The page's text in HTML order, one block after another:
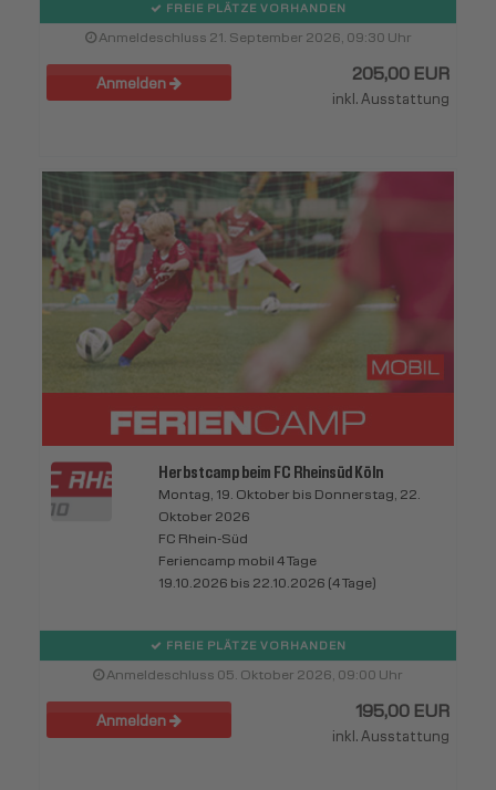
FREIE PLÄTZE VORHANDEN
Anmeldeschluss 21. September 2026, 09:30 Uhr
Anmelden 205,00 EUR
inkl. Ausstattung
Herbstcamp beim FC Rheinsüd Köln
Montag, 19. Oktober bis Donnerstag, 22.
Oktober 2026
FC Rhein-Süd
Feriencamp mobil 4 Tage
19.10.2026 bis 22.10.2026 (4 Tage)
FREIE PLÄTZE VORHANDEN
Anmeldeschluss 05. Oktober 2026, 09:00 Uhr
Anmelden 195,00 EUR
inkl. Ausstattung